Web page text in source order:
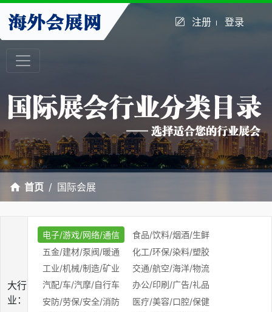
注册 登录
首页 国际会展
大行
业：
电子/游戏/网络/通信
食品/饮料/烟酒/生鲜
五金/建材/泵阀/暖通
化工/环保/染料/塑胶
工业/机械/制造/矿业
交通/航空/海洋/物流
汽配/车/汽摩/自行车
办公/印刷/广告/礼品
安防/劳保/安全/消防
医疗/美容/口腔/保健